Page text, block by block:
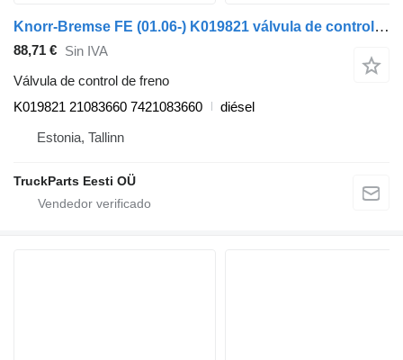
Knorr-Bremse FE (01.06-) K019821 válvula de control de freno para Volvo FL, FE (2005-2014) cabeza tractora
88,71 € Sin IVA
Válvula de control de freno
K019821 21083660 7421083660
diésel
Estonia, Tallinn
TruckParts Eesti OÜ